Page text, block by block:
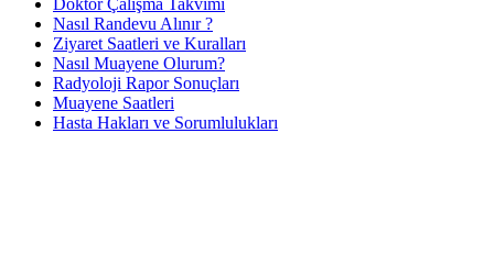
Doktor Çalışma Takvimi
Nasıl Randevu Alınır ?
Ziyaret Saatleri ve Kuralları
Nasıl Muayene Olurum?
Radyoloji Rapor Sonuçları
Muayene Saatleri
Hasta Hakları ve Sorumlulukları